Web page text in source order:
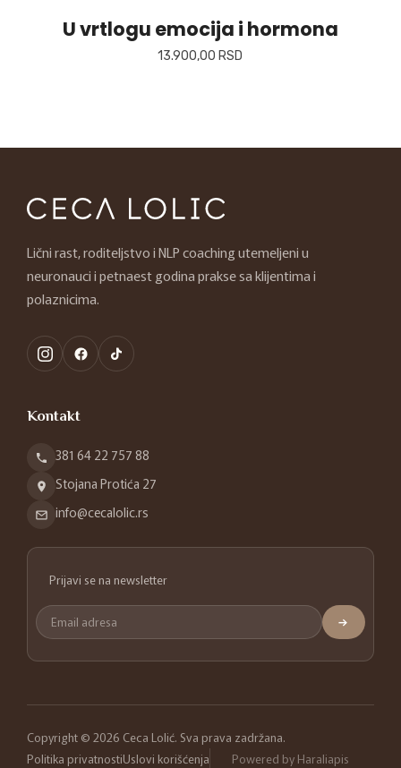
U vrtlogu emocija i hormona
13.900,00 RSD
Lični rast, roditeljstvo i NLP coaching utemeljeni u
neuronauci i petnaest godina prakse sa klijentima i
polaznicima.
Kontakt
381 64 22 757 88
Stojana Protića 27
info@cecalolic.rs
Prijavi se na newsletter
→
Copyright © 2026 Ceca Lolić. Sva prava zadržana.
Politika privatnostiUslovi korišćenja Powered by Haraliapis